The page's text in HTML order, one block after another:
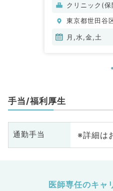
クリニック(保
東京都世田谷
月,水,金,土
手当/福利厚生
通勤手当 ※詳細は
医師専任のキャ